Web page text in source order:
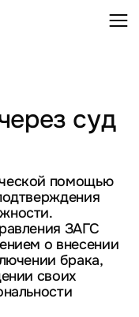
суд
помощью
ЗАГС
о внесении
брака,
своих